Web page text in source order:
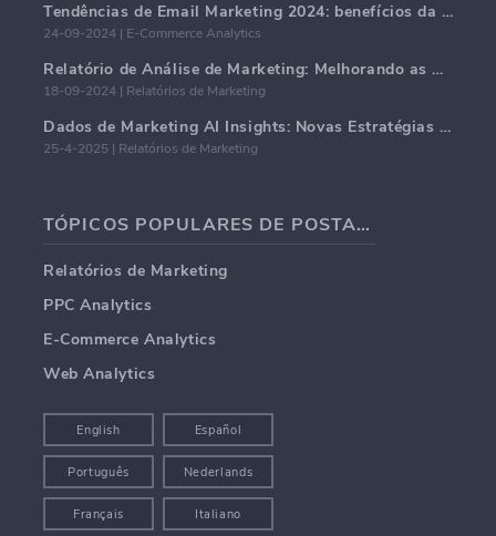
Tendências de Email Marketing 2024: benefícios da hiper-personalização
24-09-2024 | E-Commerce Analytics
Relatório de Análise de Marketing: Melhorando as Percepções de Negócios
18-09-2024 | Relatórios de Marketing
Dados de Marketing AI Insights: Novas Estratégias de Negócios para 2024
25-4-2025 | Relatórios de Marketing
TÓPICOS POPULARES DE POSTAGENS EM BLOG
Relatórios de Marketing
PPC Analytics
E-Commerce Analytics
Web Analytics
English Español
Português Nederlands
Français Italiano